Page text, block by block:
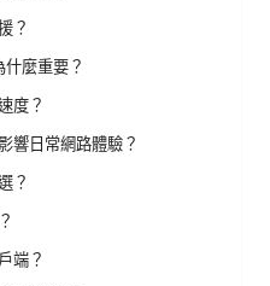
？
麼重要？
度？
響日常網路體驗？
？
端？